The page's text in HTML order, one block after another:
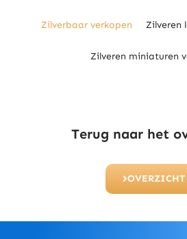
Zilverbaar verkopen Zilveren
Zilveren miniaturen
Terug naar het
OVERZICHT